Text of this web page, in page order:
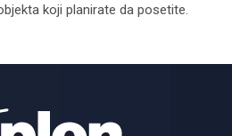
koji planirate da posetite.